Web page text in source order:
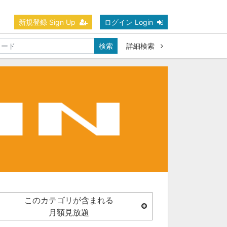
新規登録 Sign Up ログイン Login
検索 詳細検索
このカテゴリが含まれる
月額見放題